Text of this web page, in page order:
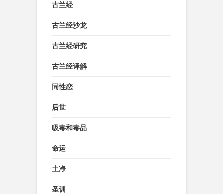
古兰经
古兰经沙龙
古兰经研究
古兰经译解
同性恋
后世
吸毒和毒品
命运
土净
圣训